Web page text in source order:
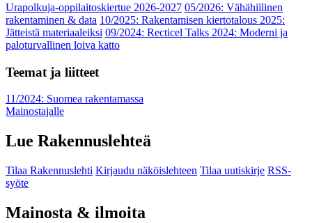
Urapolkuja-oppilaitoskiertue 2026-2027 05/2026: Vähähiilinen
rakentaminen & data 10/2025: Rakentamisen kiertotalous 2025:
Jätteistä materiaaleiksi 09/2024: Recticel Talks 2024: Moderni ja
paloturvallinen loiva katto
Teemat ja liitteet
11/2024: Suomea rakentamassa
Mainostajalle
Lue Rakennuslehteä
Tilaa Rakennuslehti Kirjaudu näköislehteen Tilaa uutiskirje RSS-
syöte
Mainosta & ilmoita